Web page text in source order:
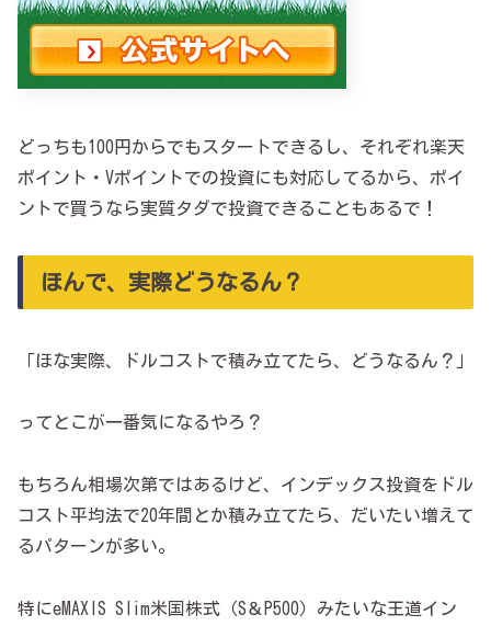
どっちも100円からでもスタートできるし、それぞれ楽天
ポイント・Vポイントでの投資にも対応してるから、ポイ
ントで買うなら実質タダで投資できることもあるで！
ほんで、実際どうなるん？
「ほな実際、ドルコストで積み立てたら、どうなるん？」
ってとこが一番気になるやろ？
もちろん相場次第ではあるけど、インデックス投資をドル
コスト平均法で20年間とか積み立てたら、だいたい増えて
るパターンが多い。
特にeMAXIS Slim米国株式（S＆P500）みたいな王道イン